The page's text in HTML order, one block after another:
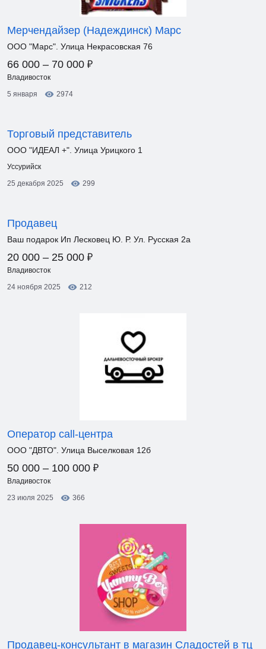
Мерчендайзер (Надеждинск) Марс
ООО "Марс". Улица Некрасовская 76
66 000 – 70 000 ₽
Владивосток
5 января
2974
Торговый представитель
ООО "ИДЕАЛ +". Улица Урицкого 1
Уссурийск
25 декабря 2025
299
Продавец
Ваш подарок Ип Лесковец Ю. Р. Ул. Русская 2а
20 000 – 25 000 ₽
Владивосток
24 ноября 2025
212
Оператор call-центра
ООО "ДВТО". Улица Выселковая 12б
50 000 – 100 000 ₽
Владивосток
23 июля 2025
366
Продавец-консультант в магазин Сладостей в тц